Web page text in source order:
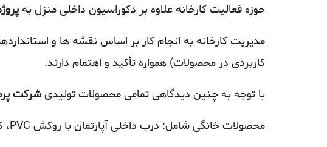
حوزه فعالیت کارخانه علاوه بر دکوراسیون داخلی منزل به
کاربردی در محصولات) همواره تأکید و اهتمام دارند.
با توجه به چنین دیدگاهی تمامی محصولات تولیدیشرکت
محصولات خانگی شامل: درب داخلی آپارتمان با روکش PVC، کابینت آشپزخانه، کمددیواری، انواع سرویس خواب، میز آرایش، میزهای tv، جاکفشی و … .